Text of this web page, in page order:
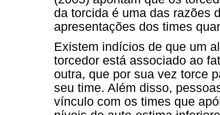
da torcida é uma das razões
apresentações dos times
Existem indícios de que um
torcedor está associado ao
outra, que por sua vez torce
seu time. Além disso,
vínculo com os times que